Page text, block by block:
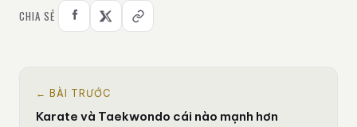
CHIA SẺ
← BÀI TRƯỚC
Karate và Taekwondo cái nào mạnh hơn